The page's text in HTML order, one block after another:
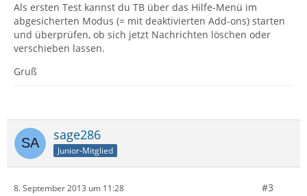
Als ersten Test kannst du TB über das Hilfe-Menü im
abgesicherten Modus (= mit deaktivierten Add-ons) starten
und überprüfen, ob sich jetzt Nachrichten löschen oder
verschieben lassen.
Gruß
sage286
Junior-Mitglied
8. September 2013 um 11:28 #3